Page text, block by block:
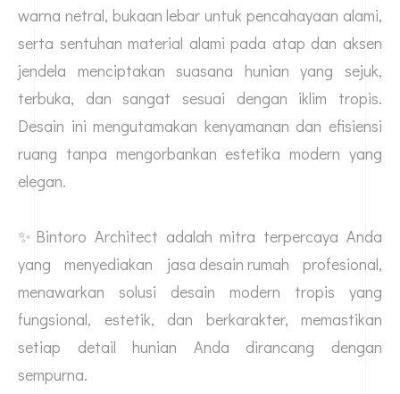
warna netral, bukaan lebar untuk pencahayaan alami,
serta sentuhan material alami pada atap dan aksen
jendela menciptakan suasana hunian yang sejuk,
terbuka, dan sangat sesuai dengan iklim tropis.
Desain ini mengutamakan kenyamanan dan efisiensi
ruang tanpa mengorbankan estetika modern yang
elegan.
✨Bintoro Architect adalah mitra terpercaya Anda
yang menyediakan jasa desain rumah profesional,
menawarkan solusi desain modern tropis yang
fungsional, estetik, dan berkarakter, memastikan
setiap detail hunian Anda dirancang dengan
sempurna.